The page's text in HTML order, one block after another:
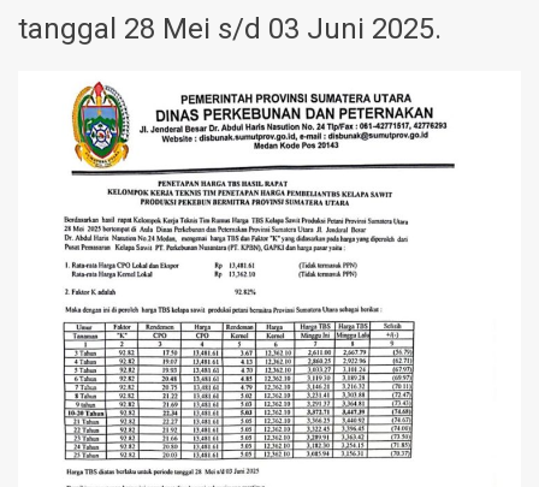
tanggal 28 Mei s/d 03 Juni 2025.